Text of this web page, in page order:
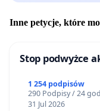
Inne petycje, które
Stop podwyżce
1 254 podpisów
290 Podpisy / 24
31 Jul 2026